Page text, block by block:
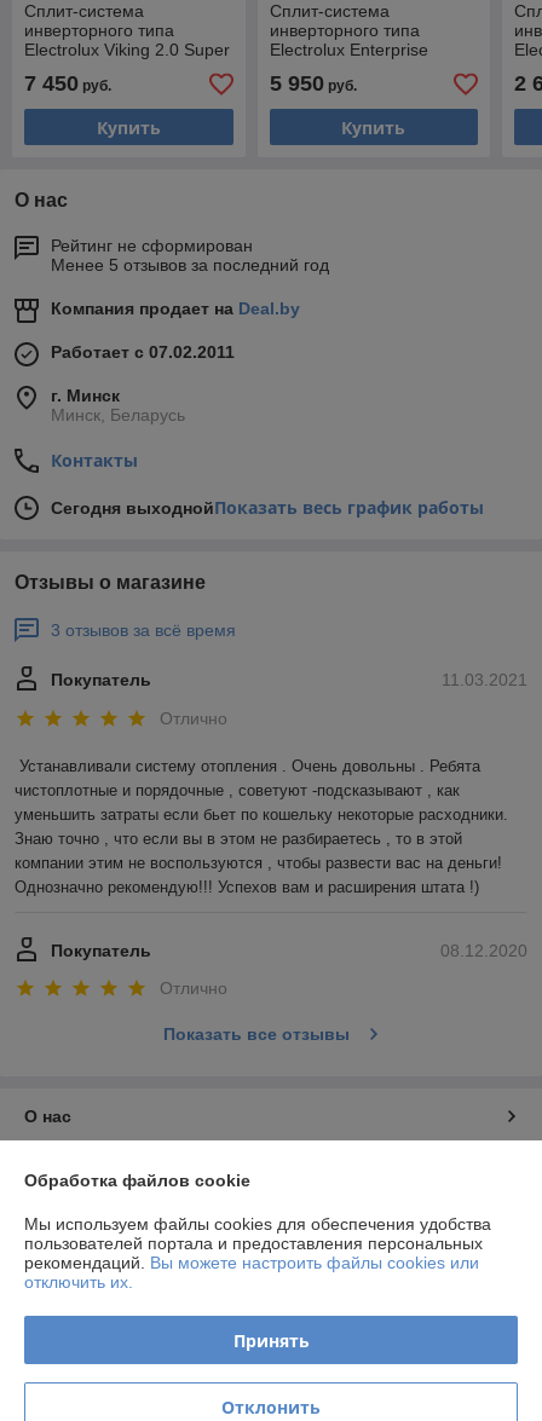
Сплит-система
инверторного типа
Electrolux Viking 2.0 Super
24HVI/N8_21Y, трубы 1/4
+ 5/8
7 450 руб.
Купить
Сплит-система
инверторного типа
Electrolux Enterprise
Super DC EACS/I-24HEN-
WHITE/N8_24Y, трубы 1/4
+ 5/8
5 950руб.
Купить
+
2
О нас
Рейтинг не сформирован
Менее 5 отзывов за последний год
Компания продает на Deal.by
Работает с 07.02.2011
г. Минск
Минск, Беларусь
Контакты
Сегодня выходнойПоказать весь график работы
Отзывы о магазине
3 отзывов за всё время
11.03.2021
Покупатель
Отлично
Устанавливали систему отопления . Очень довольны . Ребята
чистоплотные и порядочные , советуют -подсказывают , как
уменьшить затраты если бьет по кошельку некоторые расходники.
Знаю точно , что если вы в этом не разбираетесь , то в этой
компании этим не воспользуются , чтобы развести вас на деньги!
Однозначно рекомендую!!! Успехов вам и расширения штата !)
08.12.2020
Покупатель
Отлично
Показать все отзывы
О нас
Контакты
Доставка и оплата
График работы
Политика обработки cookies
Обработка файлов cookie
Мы используем файлы cookies для обеспечения удобства
пользователей портала и предоставления персональных
рекомендаций. Вы можете настроить файлы cookies или
отключить их.
Принять
Отклонить